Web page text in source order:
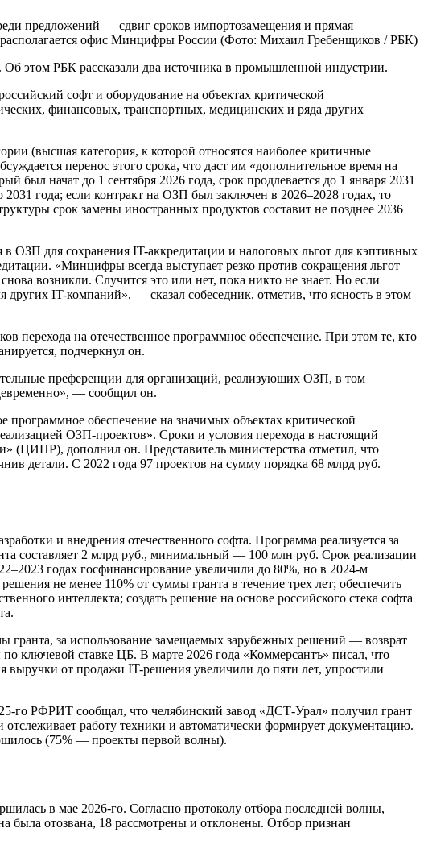
офис Минцифры России (Фото: Михаил Гребенщиков / РБК)
этом РБК рассказали два источника в промышленной индустрии.
софт и оборудование на объектах критической
финансовых, транспортных, медицинских и ряда других
(высшая категория, к которой относятся наиболее критичные
перенос этого срока, что даст им «дополнительное время на
начат до 1 сентября 2026 года, срок продлевается до 1 января 2031
года; если контракт на ОЗП был заключен в 2026–2028 годах, то
срок замены иностранных продуктов составит не позднее 2036
ОЗП для сохранения IT-аккредитации и налоговых льгот для кэптивных
«Минцифры всегда выступает резко против сокращения льгот
возникли. Случится это или нет, пока никто не знает. Но если
IT-компаний», — сказал собеседник, отметив, что ясность в этом
перехода на отечественное программное обеспечение. При этом те, кто
подчеркнул он.
преференции для организаций, реализующих ОЗП, в том
— сообщил он.
обеспечение на значимых объектах критической
ОЗП-проектов». Сроки и условия перехода в настоящий
(ЦИПР), дополнил он. Представитель министерства отметил, что
детали. С 2022 года 97 проектов на сумму порядка 68 млрд руб.
и внедрения отечественного софта. Программа реализуется за
составляет 2 млрд руб., минимальный — 100 млн руб. Срок реализации
годах госфинансирование увеличили до 80%, но в 2024-м
не менее 110% от суммы гранта в течение трех лет; обеспечить
интеллекта; создать решение на основе российского стека софта
гранта, за использование замещаемых зарубежных решений — возврат
ключевой ставке ЦБ. В марте 2026 года «Коммерсантъ» писал, что
выручки от продажи IT-решения увеличили до пяти лет, упростили
РФРИТ сообщал, что челябинский завод «ДСТ-Урал» получил грант
работу техники и автоматически формирует документацию.
(75% — проекты первой волны).
в мае 2026-го. Согласно протоколу отбора последней волны,
была отозвана, 18 рассмотрены и отклонены. Отбор признан